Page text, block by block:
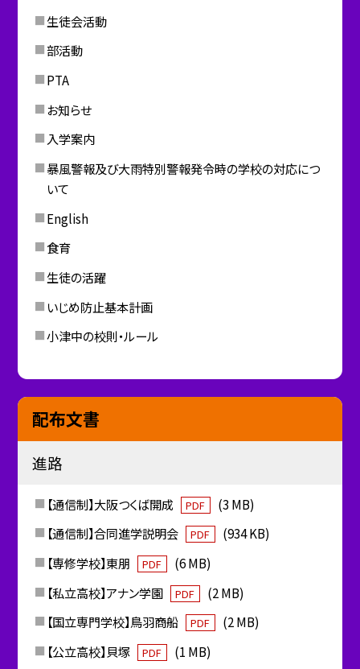
生徒会活動
部活動
PTA
お知らせ
入学案内
暴風警報及び大雨特別警報発令時の学校の対応につ
いて
English
食育
生徒の活躍
いじめ防止基本計画
小津中の校則・ルール
配布文書
進路
【通信制】大阪つくば開成 PDF
(3 MB)
【通信制】合同進学説明会
PDF
(934 KB)
【専修学校】東朋
PDF
(6 MB)
【私立高校】アナン学園
PDF
(2 MB)
【国立専門学校】鳥羽商船
PDF
(2 MB)
【公立高校】貝塚
PDF
(1 MB)